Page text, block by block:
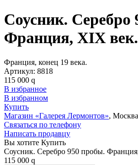
Соусник. Серебро
Франция, XIX век.
Франция, конец 19 века.
Артикул: 8818
115 000 q
В избранное
В избранном
Купить
Магазин «Галерея Лермонтов», Москва
Связаться по телефону
Написать продавцу
Вы хотите Купить
Соусник. Серебро 950 пробы.
115 000 q